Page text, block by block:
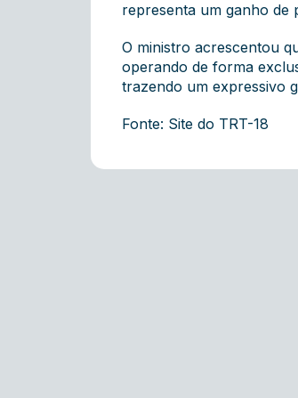
representa um ganho de
O ministro acrescentou
operando de forma
trazendo um expressivo
Fonte: Site do TRT-18